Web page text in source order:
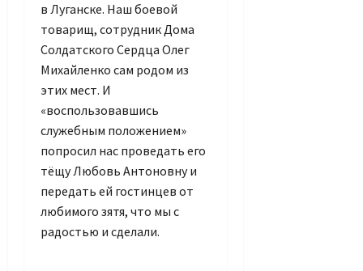
в Луганске. Наш боевой
товарищ, сотрудник Дома
Солдатского Сердца Олег
Михайленко сам родом из
этих мест. И
«воспользовавшись
служебным положением»
попросил нас проведать его
тёщу Любовь Антоновну и
передать ей гостинцев от
любимого зятя, что мы с
радостью и сделали.